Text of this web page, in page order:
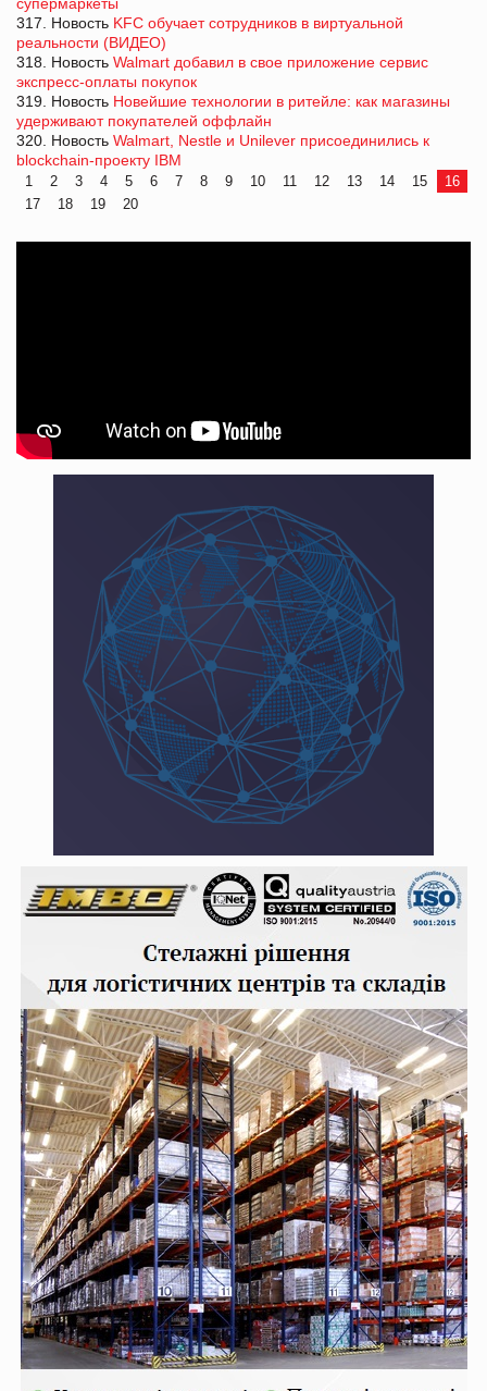
317. Новость KFC обучает сотрудников в виртуальной
реальности (ВИДЕО)
318. Новость Walmart добавил в свое приложение сервис
экспресс-оплаты покупок
319. Новость Новейшие технологии в ритейле: как магазины
удерживают покупателей оффлайн
320. Новость Walmart, Nestle и Unilever присоединились к
blockchain-проекту IBM
1 2 3 4 5 6 7 8 9 10 11 12 13 14 15
16
17
18 19 20